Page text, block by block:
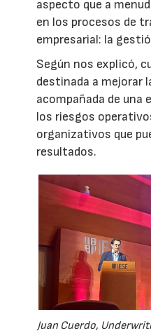
aspecto que a
en los procesos de
empresarial: la
Según nos explicó,
destinada a mejorar
acompañada de una
los riesgos
organizativos que
resultados.
Juan Cuerdo,